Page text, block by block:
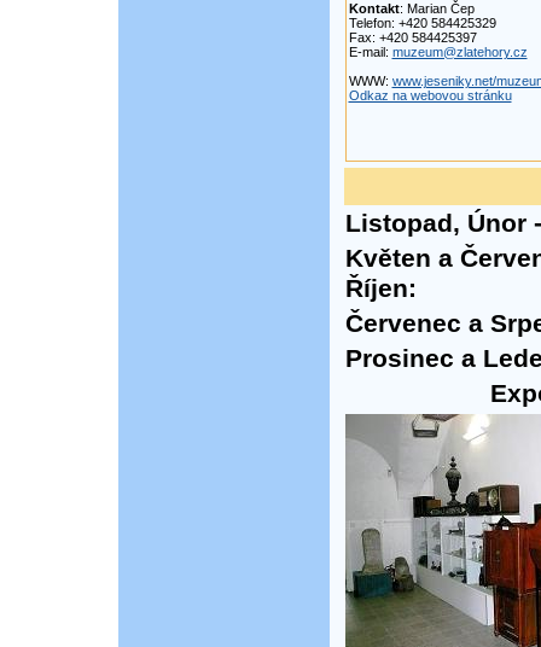
Kontakt: Marian Čep
Telefon: +420 584425329
Fax: +420 584425397
E-mail: muzeum@zlatehory.cz
WWW: www.jeseniky.net/
Odkaz na webovou stránku
Listopad, Únor
Květen a
Říjen:
Červenec a
Prosinec a